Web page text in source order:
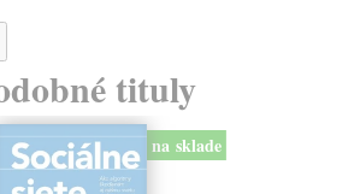
tituly
na sklade